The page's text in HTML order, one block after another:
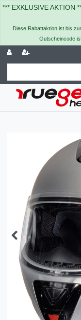
*** EXKLUSIVE AKTION
Diese Rabattaktion ist bis
Gutscheincode